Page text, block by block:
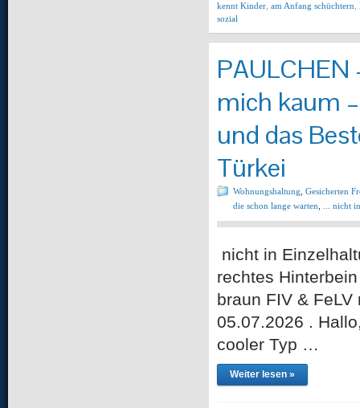
kennt Kinder am Anfang schüchtern
sozial
mich kaum
und das
Türkei
Wohnungshaltung Gesicherten
die schon lange warten
... nicht
nicht in
rechtes
braun FIV &
05.07.2026 .
cooler Typ …
Weiter lesen »